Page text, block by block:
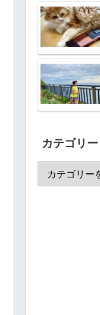
カテゴリー